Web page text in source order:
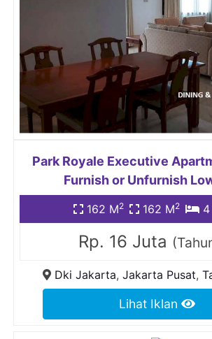
Park Royale Executive
Furnish or Unfurnish
162 M2 162 M2 4
Rp. 16 Juta
Dki Jakarta, Jakarta Pusat,
Lihat Iklan